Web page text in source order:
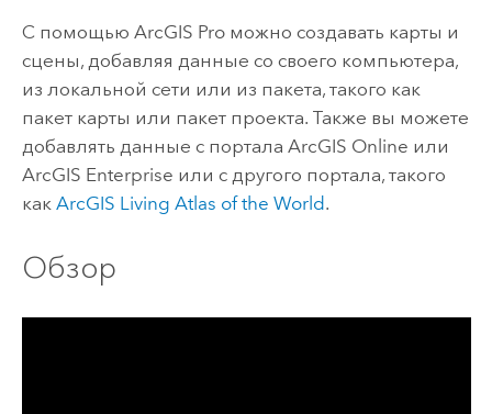
С помощью ArcGIS Proможно создавать карты и
сцены, добавляя данные со своего компьютера,
из локальной сети или из пакета, такого как
пакет карты или пакет проекта. Также вы можете
добавлять данные с портала ArcGIS Online или
ArcGIS Enterprise или с другого портала, такого
как ArcGIS Living Atlas of the World.
Обзор